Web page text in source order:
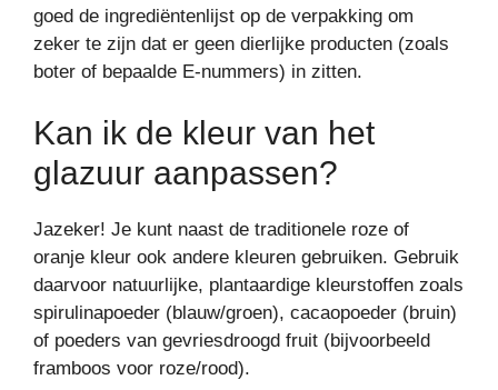
goed de ingrediëntenlijst op de verpakking om
zeker te zijn dat er geen dierlijke producten (zoals
boter of bepaalde E-nummers) in zitten.
Kan ik de kleur van het
glazuur aanpassen?
Jazeker! Je kunt naast de traditionele roze of
oranje kleur ook andere kleuren gebruiken. Gebruik
daarvoor natuurlijke, plantaardige kleurstoffen zoals
spirulinapoeder (blauw/groen), cacaopoeder (bruin)
of poeders van gevriesdroogd fruit (bijvoorbeeld
framboos voor roze/rood).